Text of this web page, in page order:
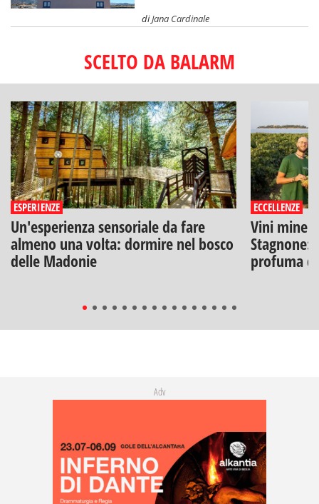
diJana Cardinale
SCELTO DA BALARM
ESPERIENZE
Un'esperienza sensoriale da fare
almeno una volta: dormire nel bosco
delle Madonie
ECCELLENZE
Vini
Stagnone:
profuma
Adv